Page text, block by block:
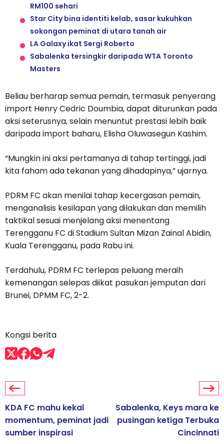
RM100 sehari
Star City bina identiti kelab, sasar kukuhkan
sokongan peminat di utara tanah air
LA Galaxy ikat Sergi Roberto
Sabalenka tersingkir daripada WTA Toronto
Masters
Beliau berharap semua pemain, termasuk penyerang
import Henry Cedric Doumbia, dapat diturunkan pada
aksi seterusnya, selain menuntut prestasi lebih baik
daripada import baharu, Elisha Oluwasegun Kashim.
“Mungkin ini aksi pertamanya di tahap tertinggi, jadi
kita faham ada tekanan yang dihadapinya,” ujarnya.
PDRM FC akan menilai tahap kecergasan pemain,
menganalisis kesilapan yang dilakukan dan memilih
taktikal sesuai menjelang aksi menentang
Terengganu FC di Stadium Sultan Mizan Zainal Abidin,
Kuala Terengganu, pada Rabu ini.
Terdahulu, PDRM FC terlepas peluang meraih
kemenangan selepas diikat pasukan jemputan dari
Brunei, DPMM FC, 2-2.
Kongsi berita
KDA FC mahu kekal
momentum, peminat jadi
sumber inspirasi
Sabalenka, Keys mara ke
pusingan ketiga Terbuka
Cincinnati